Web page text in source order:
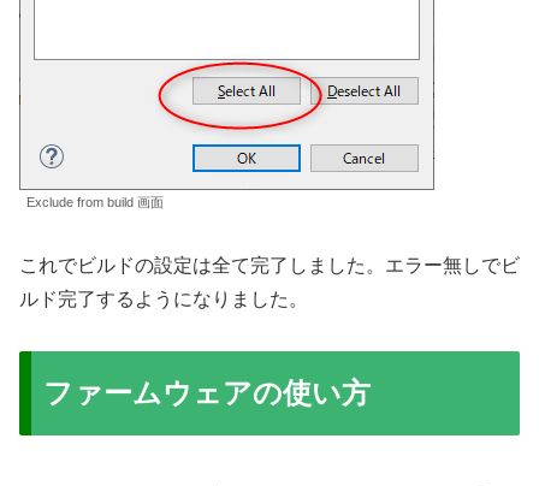
Exclude from build 画面
これでビルドの設定は全て完了しました。エラー無しでビ
ルド完了するようになりました。
ファームウェアの使い方